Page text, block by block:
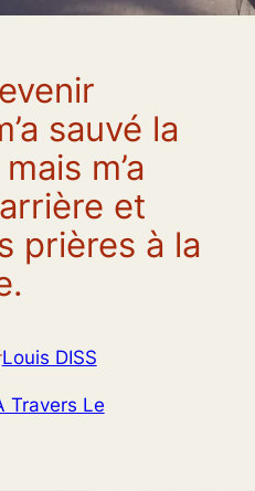
sauvé la
m’a
et
prières à la
Louis DISS
Travers Le